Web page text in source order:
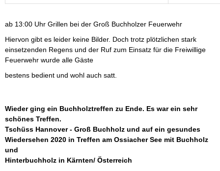
ab 13:00 Uhr Grillen bei der Groß Buchholzer Feuerwehr
Hiervon gibt es leider keine Bilder. Doch trotz plötzlichen stark
einsetzenden Regens und der Ruf zum Einsatz für die Freiwillige
Feuerwehr wurde alle Gäste
bestens bedient und wohl auch satt.
Wieder ging ein Buchholztreffen zu Ende. Es war ein sehr
schönes Treffen.
Tschüss Hannover - Groß Buchholz und auf ein gesundes
Wiedersehen 2020 in Treffen am Ossiacher See mit Buchholz
und
Hinterbuchholz in Kärnten/ Österreich